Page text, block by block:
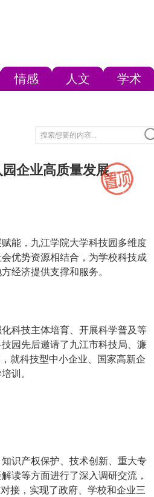
情感 人文 学术
企业高质量发展
能，九江学院大学科技园多维度
优势资源相结合，为学校科技成
经济提供支撑和服务。
科技主体培育、开展科学普及等
园先后邀请了九江市科技局、濂
就科技型中小企业、国家高新企
训。
识产权保护、技术创新、重大专
读等方面进行了深入调研交流，
接，实现了政府、学校和企业三